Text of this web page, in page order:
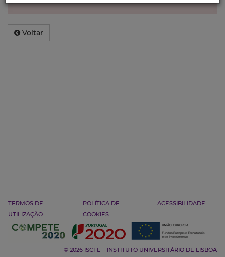
Voltar
TERMOS DE
UTILIZAÇÃO
POLÍTICA DE
COOKIES
ACESSIBILIDADE
© 2026 ISCTE – INSTITUTO UNIVERSITÁRIO DE LISBOA